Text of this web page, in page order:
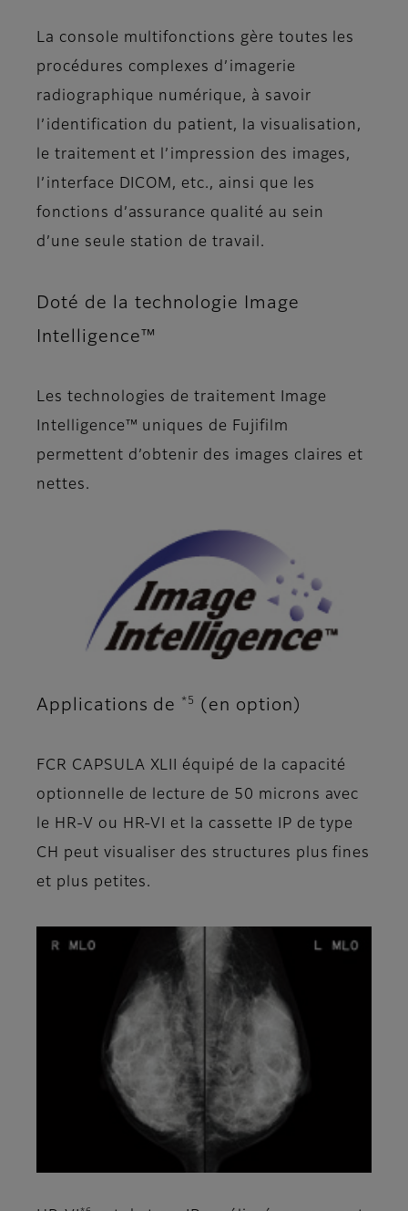
La console multifonctions gère toutes les
procédures complexes d’imagerie
radiographique numérique, à savoir
l’identification du patient, la visualisation,
le traitement et l’impression des images,
l’interface DICOM, etc., ainsi que les
fonctions d’assurance qualité au sein
d’une seule station de travail.
Doté de la technologie Image
Intelligence™
Les technologies de traitement Image
Intelligence™ uniques de Fujifilm
permettent d’obtenir des images claires et
nettes.
Applications de *5 (en option)
FCR CAPSULA XLII équipé de la capacité
optionnelle de lecture de 50 microns avec
le HR-V ou HR-VI et la cassette IP de type
CH peut visualiser des structures plus fines
et plus petites.